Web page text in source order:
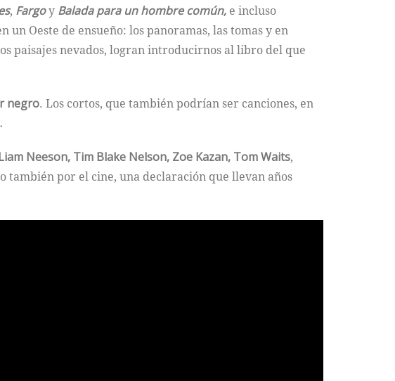
, Fargoy Balada para un hombre común, e incluso
Oeste de ensueño: los panoramas, las tomas y en
paisajes nevados, logran introducirnos al libro del que
negro. Los cortos, que también podrían ser canciones, en
Neeson, Tim Blake Nelson, Zoe Kazan, Tom Waits,
también por el cine, una declaración que llevan años